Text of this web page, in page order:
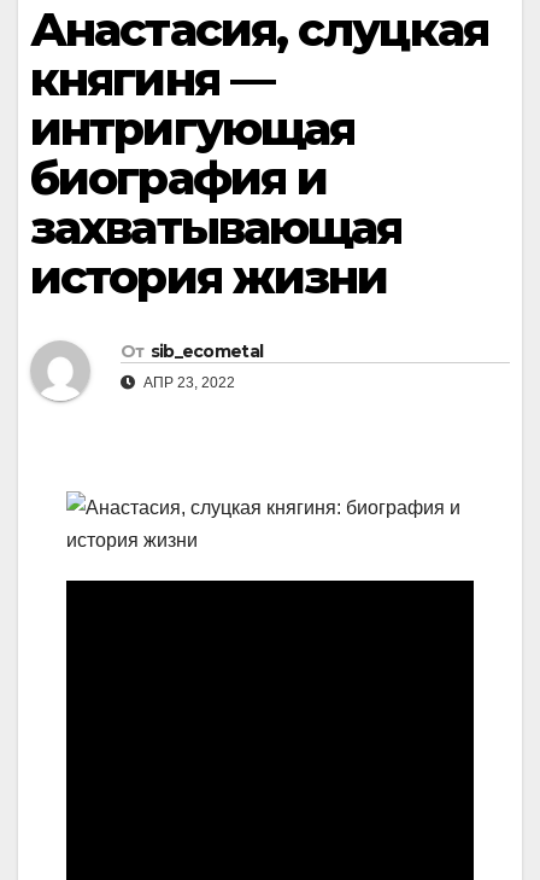
Анастасия, слуцкая
княгиня —
интригующая
биография и
захватывающая
история жизни
От sib_ecometal
АПР 23, 2022